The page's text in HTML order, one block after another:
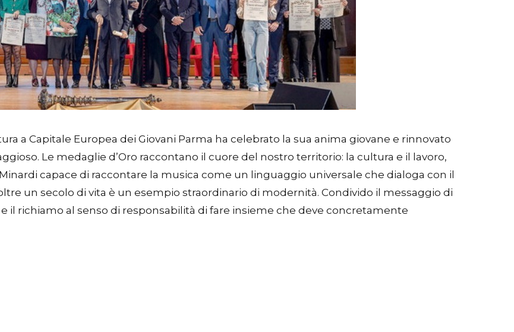
a Capitale Europea dei Giovani Parma ha celebrato la sua anima giovane e rinnovato
Le medaglie d’Oro raccontano il cuore del nostro territorio: la cultura e il lavoro,
capace di raccontare la musica come un linguaggio universale che dialoga con il
un secolo di vita è un esempio straordinario di modernità. Condivido il messaggio di
il richiamo al senso di responsabilità di fare insieme che deve concretamente